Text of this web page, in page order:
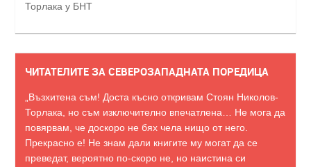
Торлака у БНТ
ЧИТАТЕЛИТЕ ЗА СЕВЕРОЗАПАДНАТА ПОРЕДИЦА
„Възхитена съм! Доста късно откривам Стоян Николов-
Торлака, но съм изключително впечатлена… Не мога да
повярвам, че доскоро не бях чела нищо от него.
Прекрасно е! Не знам дали книгите му могат да се
преведат, вероятно по-скоро не, но наистина си